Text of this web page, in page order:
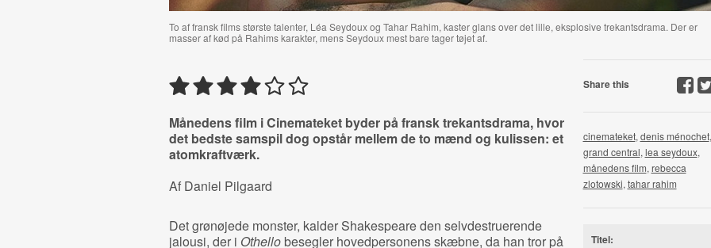
To af fransk films største talenter, Léa Seydoux og Tahar Rahim, kaster glans over det lille, eksplosive trekantsdrama. Der er
masser af kød på Rahims karakter, mens Seydoux mest bare tager tøjet af.
Månedens film i Cinemateket byder på fransk trekantsdrama, hvor
det bedste samspil dog opstår mellem de to mænd og kulissen: et
atomkraftværk.
Af Daniel Pilgaard
Det grønøjede monster, kalder Shakespeare den selvdestruerende
jalousi, der i Othellobesegler hovedpersonens skæbne, da han tror på
Share this
cinemateket, denis ménochet,
grand central, lea seydoux,
månedens film, rebecca
zlotowski, tahar rahim
Titel: